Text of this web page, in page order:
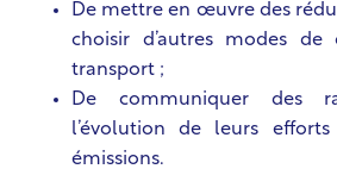
De mettre en œuvre des
choisir d’autres modes
transport ;
De communiquer des
l’évolution de leurs
émissions.